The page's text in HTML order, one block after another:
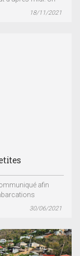
18/11/2021
afin
30/06/2021